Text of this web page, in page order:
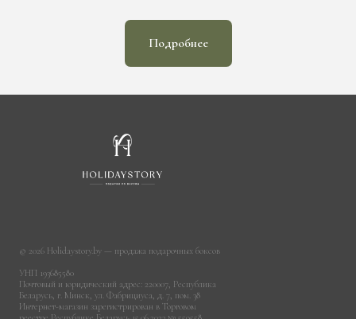
Подробнее
© 2026 Holidaystory.by — продажа подарочных боксов
УНП 193685580
Почтовый и юридический адрес: 220007, Республика
Беларусь, г. Минск, ул. Фабрициуса, д. 7, пом. 38
Интернет-магазин зарегистрирован в Торговом